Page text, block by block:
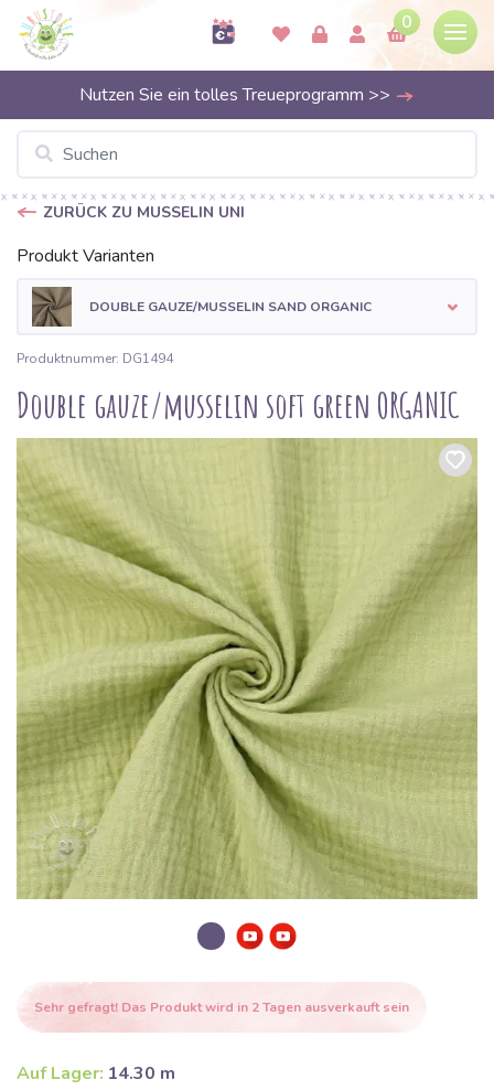
0
Nutzen Sie ein tolles Treueprogramm >>
ZURÜCK ZU MUSSELIN UNI
Produkt Varianten
DOUBLE GAUZE/MUSSELIN SAND ORGANIC
Produktnummer: DG1494
Double gauze/musselin soft green ORGANIC
Sehr gefragt! Das Produkt wird in 2 Tagen ausverkauft sein
Auf Lager: 14.30 m